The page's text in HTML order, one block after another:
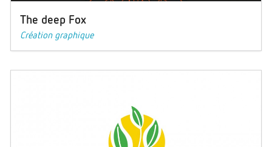
The deep Fox
Création graphique